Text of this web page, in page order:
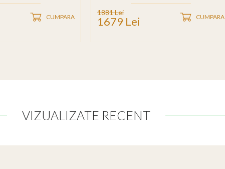
CUMPARA
1881 Lei
1679 Lei CUMPARA
VIZUALIZATE RECENT